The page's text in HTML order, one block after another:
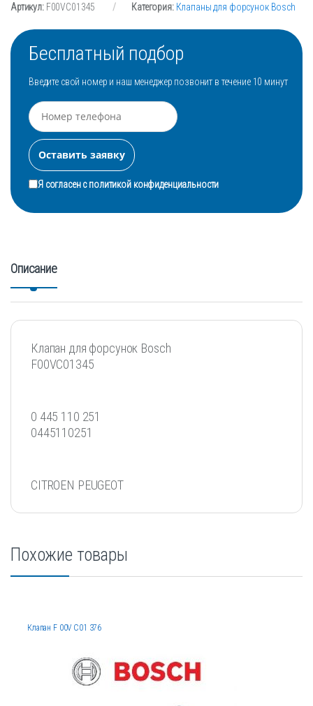
Артикул: F00VC01345 Категория: Клапаны для форсунок Bosch
Бесплатный подбор
Введите свой номер и наш менеджер позвонит в течение 10 минут
Я согласен сполитикой конфиденциальности
Описание
Клапан для форсунок Bosch
F00VC01345
0 445 110 251
0445110251
CITROEN PEUGEOT
Похожие товары
Клапан F 00V C01 376